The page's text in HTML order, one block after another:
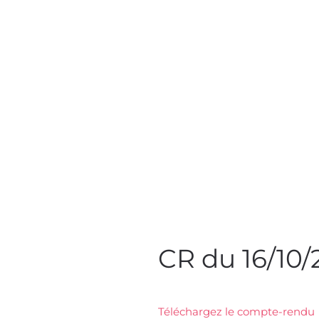
CR du 16/10/
Téléchargez le compte-rendu